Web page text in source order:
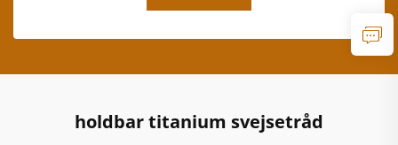
holdbar titanium svejsetråd